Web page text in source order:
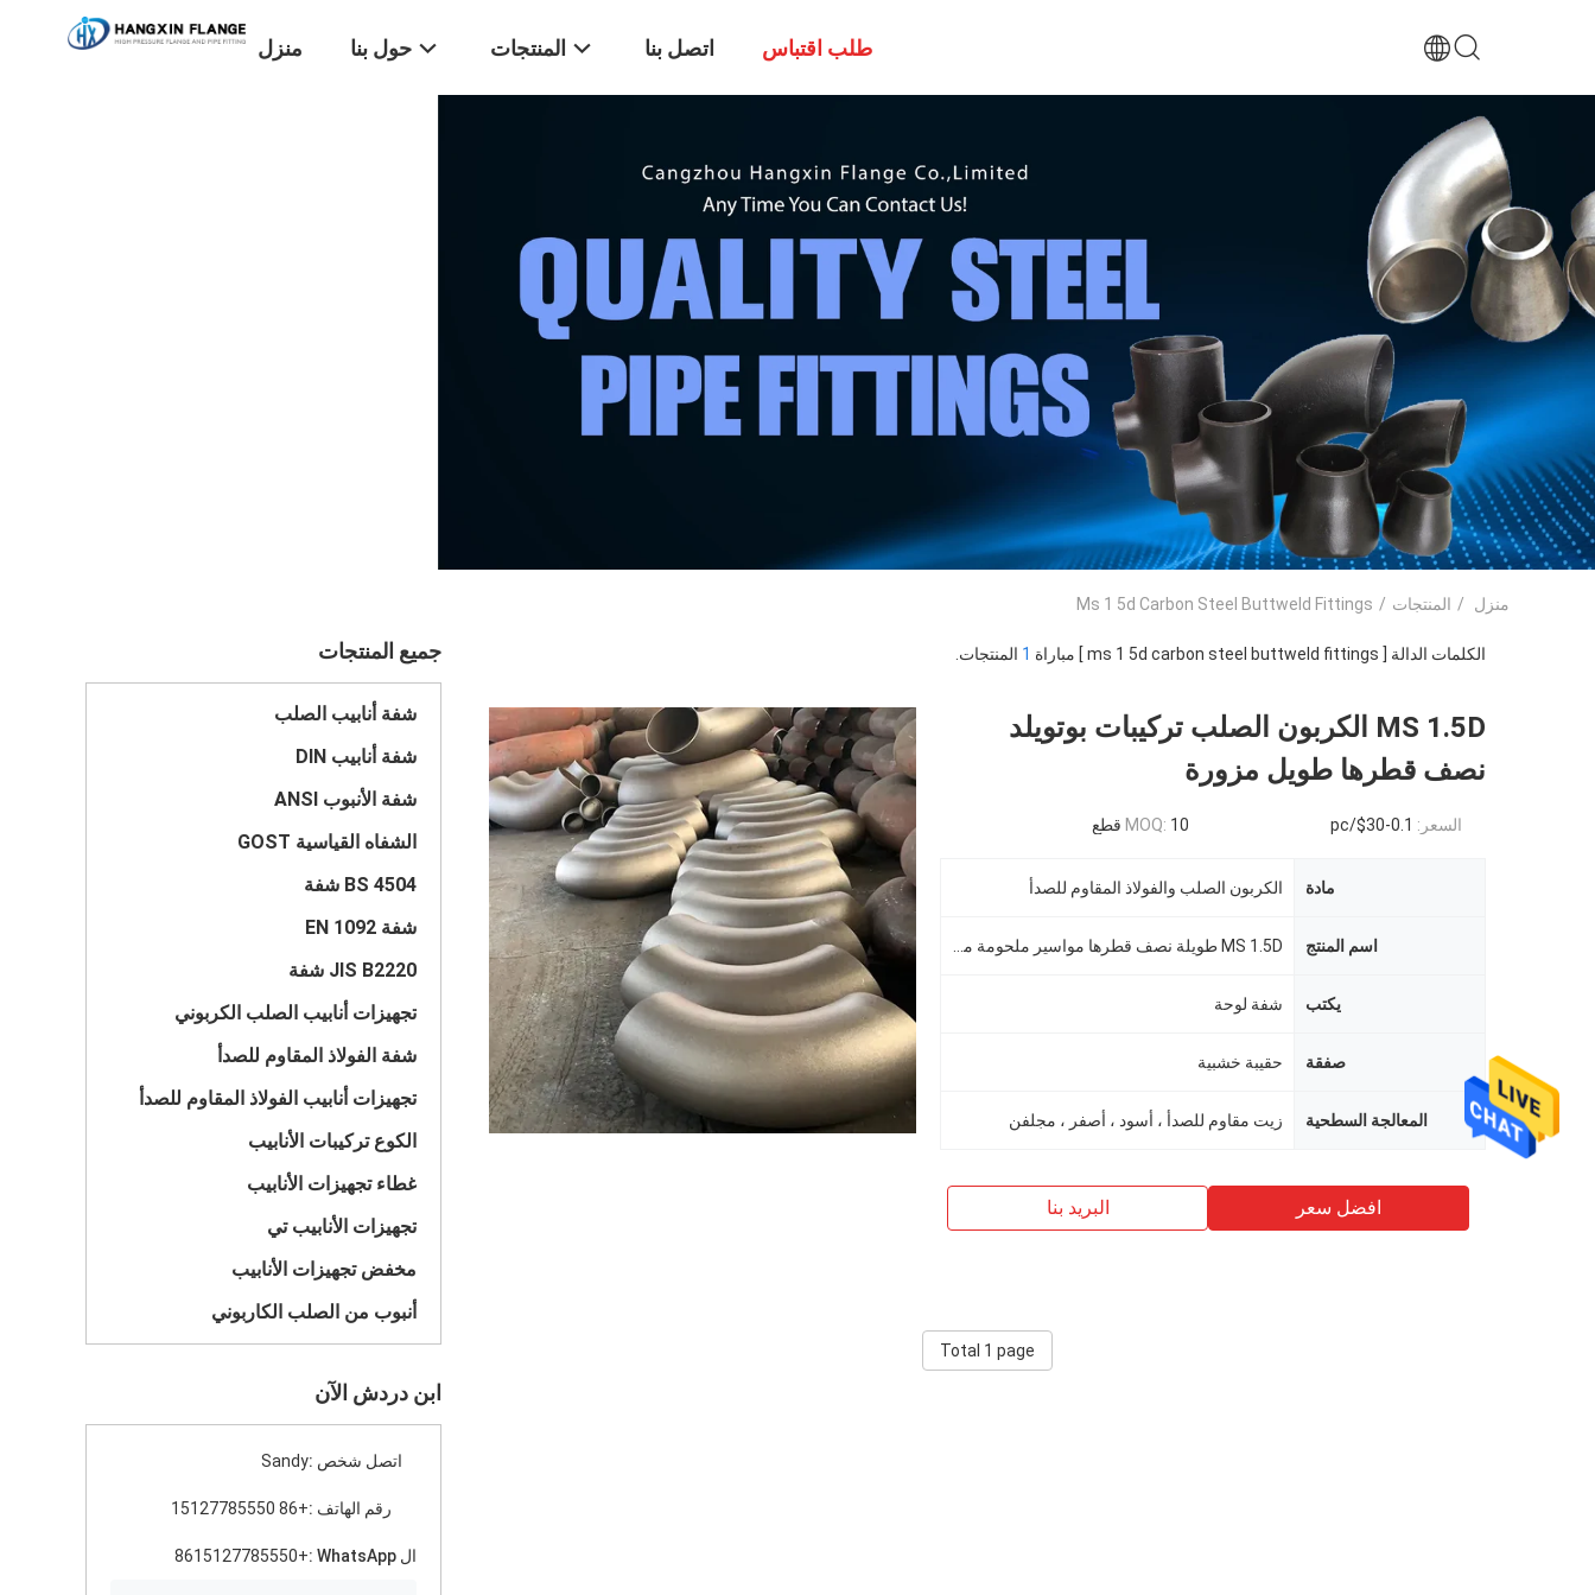
منزل حول بنا المنتجات اتصل بنا طلب اقتباس
منزل / المنتجات /
Ms 1 5d Carbon Steel Buttweld Fittings
جميع المنتجات
شفة أنابيب الصلب
شفة أنابيب DIN
شفة الأنبوب ANSI
الشفاه القياسية GOST
BS 4504 شفة
شفة EN 1092
JIS B2220 شفة
تجهيزات أنابيب الصلب الكربوني
شفة الفولاذ المقاوم للصدأ
تجهيزات أنابيب الفولاذ المقاوم للصدأ
الكوع تركيبات الأنابيب
غطاء تجهيزات الأنابيب
تجهيزات الأنابيب تي
مخفض تجهيزات الأنابيب
أنبوب من الصلب الكاربوني
ابن دردش الآن
اتصل شخص :Sandy
رقم الهاتف :+86 15127785550
ال WhatsApp : +8615127785550
الكلمات الدالة [ ms 1 5d carbon steel buttweld fittings ] مباراة 1 المنتجات.
MS 1.5D الكربون الصلب تركيبات بوتويلد
نصف قطرها طويل مزورة
السعر: 0.1-30$/pc
MOQ: 10 قطع
مادة الكربون الصلب والفولاذ المقاوم للصدأ
اسم المنتج
يكتب شفة لوحة
صفقة حقيبة خشبية
المعالجة السطحية زيت مقاوم للصدأ ، أسود ، أصفر ، مجلفن
افضل سعر البريد بنا
Total 1 page